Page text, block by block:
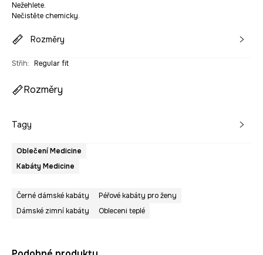
Nežehlete.
Nečistěte chemicky.
Rozměry
Střih: Regular fit
Rozměry
Tagy
Oblečení Medicine
Kabáty Medicine
Černé dámské kabáty
Péřové kabáty pro ženy
Dámské zimní kabáty
Obleceni teplé